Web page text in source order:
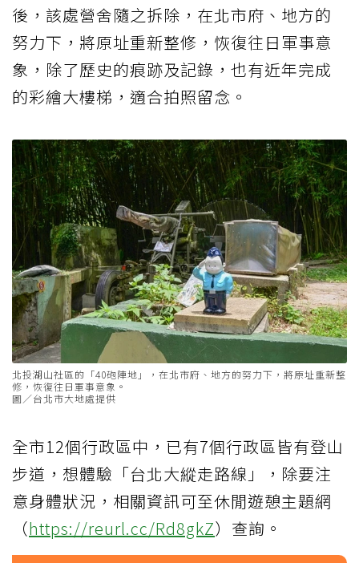
後，該處營舍隨之拆除，在北市府、地方的
努力下，將原址重新整修，恢復往日軍事意
象，除了歷史的痕跡及記錄，也有近年完成
的彩繪大樓梯，適合拍照留念。
北投湖山社區的「40砲陣地」，在北市府、地方的努力下，將原址重新整
修，恢復往日軍事意象。
圖／台北市大地處提供
全市12個行政區中，已有7個行政區皆有登山
步道，想體驗「台北大縱走路線」，除要注
意身體狀況，相關資訊可至休閒遊憩主題網
（https://reurl.cc/Rd8gkZ）查詢。